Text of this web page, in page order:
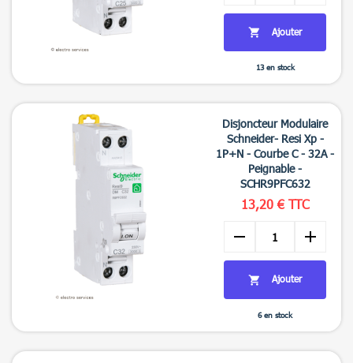

 Ajouter
13 en stock

Disjoncteur Modulaire
Schneider- Resi Xp -
1P+N - Courbe C - 32A -
Peignable -
SCHR9PFC632
13,20 € TTC
remove add
 Ajouter
6 en stock